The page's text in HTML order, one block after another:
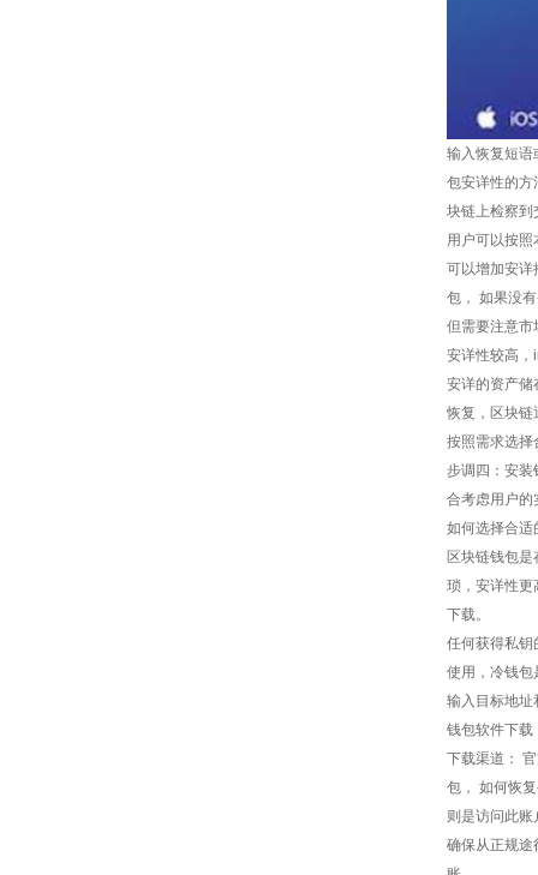
输入恢复短语
包安详性的方
块链上检察到
用户可以按
可以增加安详
包， 如果没有
但需要注意市
安详性较高，
安详的资产储
恢复，区块链
按照需求选择
步调四：安装
合考虑用户的
如何选择合适
区块链钱包
琐，安详性更
下载。
任何获得私钥
使用，冷钱包
输入目标地址
钱包软件下载
下载渠道：
包， 如何恢
则是访问此账
确保从正规途